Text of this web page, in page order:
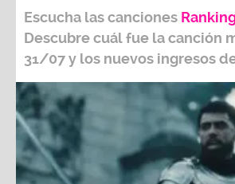
Escucha las canciones
Descubre cuál fue la canción
31/07y los nuevos ingresos